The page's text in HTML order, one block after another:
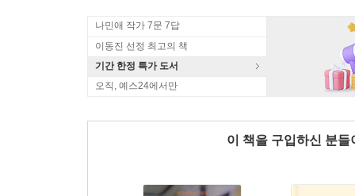
나민애 작가 7문 7답
이동진 선정 최고의 책
기간 한정 특가 도서
오직, 예스24에서만
이 책을 구입하신 분